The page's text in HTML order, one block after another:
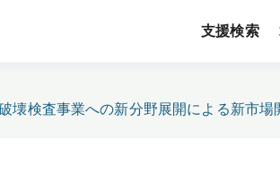
支援検索
壊検査事業への新分野展開による新市場